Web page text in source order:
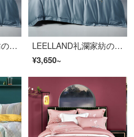
LEELLAND礼瀾家紡の国の湿った風60本の長い綿の無地の刺繍の全綿の寝具の4点セットの純綿のシーツの4点セットのコイ-スモッグの蘭1.8-210メートルのベッド/220*240 cm布団カバー
LEELLAND礼瀾家紡の国の湿った風60本の長い綿の無地の刺繍の全綿の寝具の4点セットの純綿のシーツの4点セットのコイ-スモッグの蘭1.8-210メートルのベッド/220*240 cm布団カバー
¥3,650~